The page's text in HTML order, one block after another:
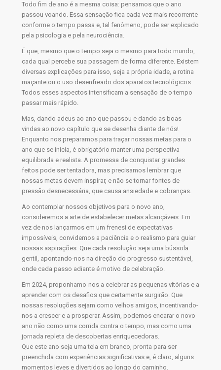
Todo fim de ano é a mesma coisa: pensamos que o ano
passou voando. Essa sensação fica cada vez mais recorrente
conforme o tempo passa e, tal fenômeno, pode ser explicado
pela psicologia e pela neurociência.
É que, mesmo que o tempo seja o mesmo para todo mundo,
cada qual percebe sua passagem de forma diferente. Existem
diversas explicações para isso, seja a própria idade, a rotina
maçante ou o uso desenfreado dos aparatos tecnológicos.
Todos esses aspectos intensificam a sensação de o tempo
passar mais rápido.
Mas, dando adeus ao ano que passou e dando as boas-
vindas ao novo capítulo que se desenha diante de nós!
Enquanto nos preparamos para traçar nossas metas para o
ano que se inicia, é obrigatório manter uma perspectiva
equilibrada e realista. A promessa de conquistar grandes
feitos pode ser tentadora, mas precisamos lembrar que
nossas metas devem inspirar, e não se tornar fontes de
pressão desnecessária, que causa ansiedade e cobranças.
Ao contemplar nossos objetivos para o novo ano,
consideremos a arte de estabelecer metas alcançáveis. Em
vez de nos lançarmos em um frenesi de expectativas
impossíveis, convidemos a paciência e o realismo para guiar
nossas aspirações. Que cada resolução seja uma bússola
gentil, apontando-nos na direção do progresso sustentável,
onde cada passo adiante é motivo de celebração.
Em 2024, proponhamo-nos a celebrar as pequenas vitórias e a
aprender com os desafios que certamente surgirão. Que
nossas resoluções sejam como velhos amigos, incentivando-
nos a crescer e a prosperar. Assim, podemos encarar o novo
ano não como uma corrida contra o tempo, mas como uma
jornada repleta de descobertas enriquecedoras.
Que este ano seja uma tela em branco, pronta para ser
preenchida com experiências significativas e, é claro, alguns
momentos leves e divertidos ao longo do caminho.